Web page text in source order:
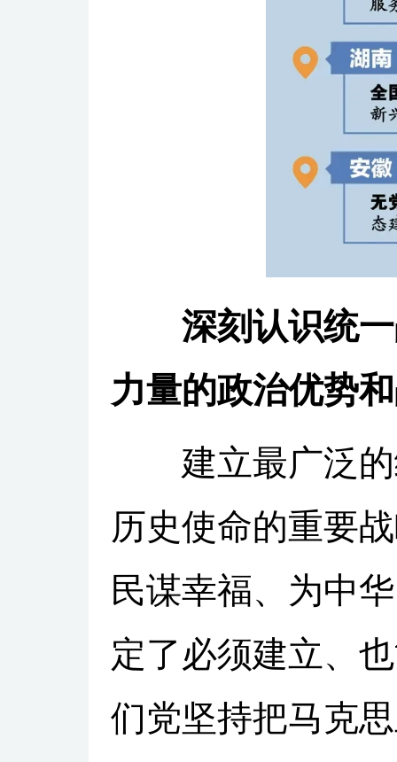
深刻认识统
力量的政治优势
建立最广泛的
历史使命的重要
民谋幸福、为中
定了必须建立、
们党坚持把马克